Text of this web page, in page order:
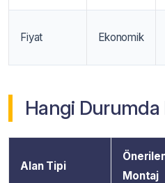
Fiyat Ekonomik
Hangi Durumda
Alan Tipi
Montaj